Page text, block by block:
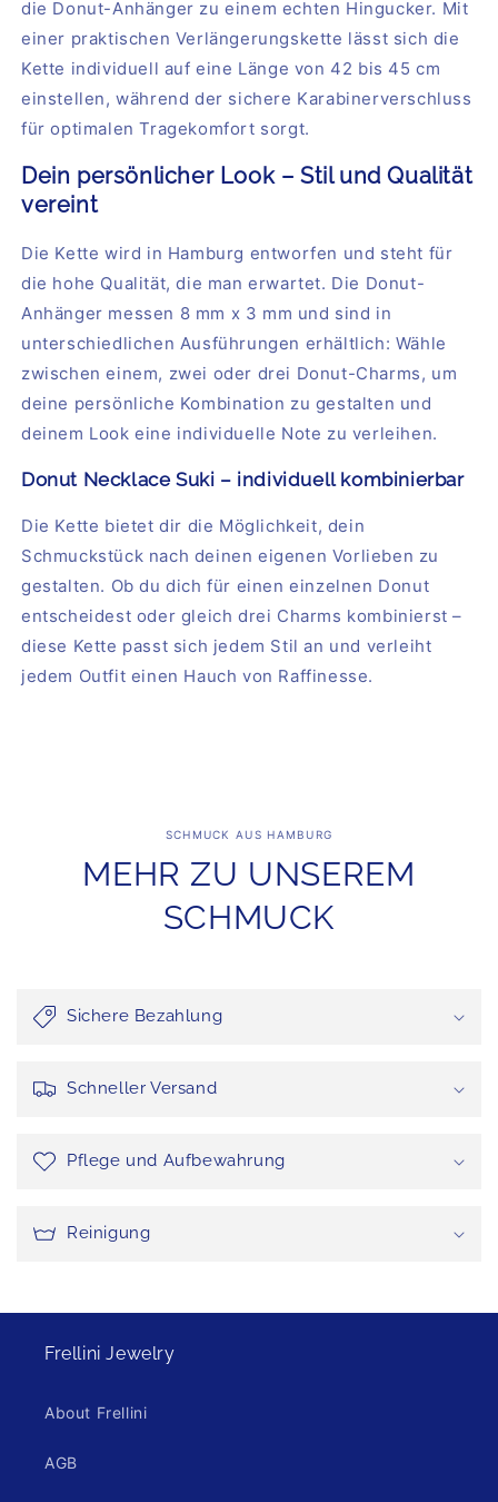
die Donut-Anhänger zu einem echten Hingucker. Mit
einer praktischen Verlängerungskette lässt sich die
Kette individuell aufeine Länge von 42 bis 45 cm
einstellen, während der sichere Karabinerverschluss
für optimalen Tragekomfort sorgt.
Dein persönlicher Look – Stil und Qualität
vereint
Die Kette wird in Hamburg entworfen und steht für
die hohe Qualität, die man erwartet. Die Donut-
Anhänger messen 8 mm x 3 mm und sind in
unterschiedlichen Ausführungen erhältlich: Wähle
zwischen einem, zwei oder drei Donut-Charms, um
deine persönliche Kombination zu gestalten und
deinem Look eine individuelle Note zu verleihen.
Donut Necklace Suki – individuell kombinierbar
Die Kette bietet dir die Möglichkeit, dein
Schmuckstück nach deinen eigenen Vorlieben zu
gestalten. Ob du dich für einen einzelnen Donut
entscheidest oder gleich drei Charms kombinierst –
diese Kette passt sich jedem Stil an und verleiht
jedem Outfit einen Hauch von Raffinesse.
SCHMUCK AUS HAMBURG
MEHR ZU UNSEREM
SCHMUCK
Sichere Bezahlung
Schneller Versand
Pflege und Aufbewahrung
Reinigung
Frellini Jewelry
About Frellini
AGB